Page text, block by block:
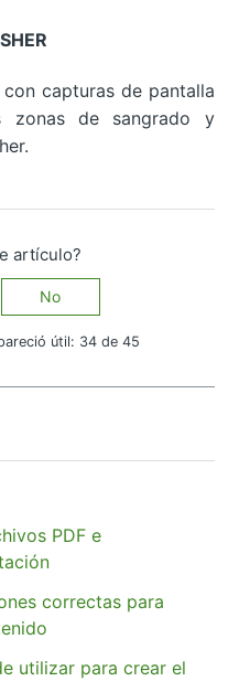
capturas de pantalla
zonas de sangrado y
artículo?
No
útil: 34 de 45
PDF e
correctas para
utilizar para crear el